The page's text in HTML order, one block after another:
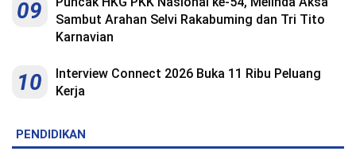
09
Sambut Arahan Selvi Rakabuming dan Tri Tito
Karnavian
10
Interview Connect 2026 Buka 11 Ribu Peluang
Kerja
PENDIDIKAN